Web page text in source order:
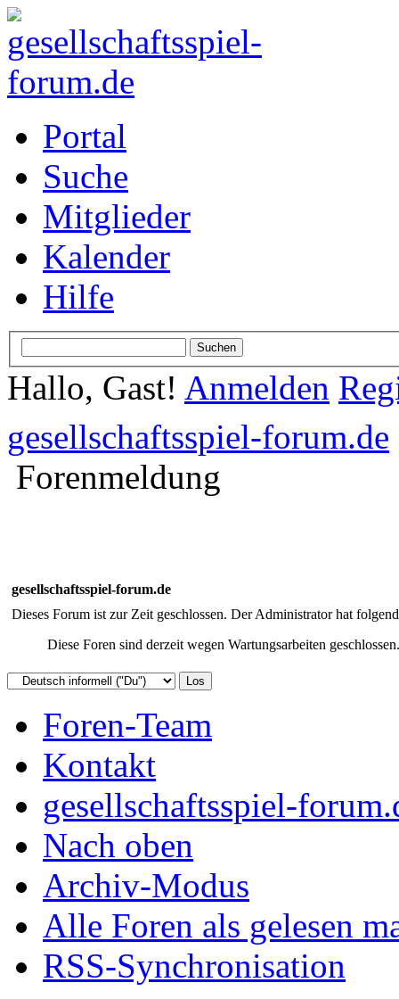
Portal
Suche
Mitglieder
Kalender
Hilfe
Hallo, Gast! Anmelden
gesellschaftsspiel-forum.de
Forenmeldung
gesellschaftsspiel-forum.de
Dieses Forum ist zur Zeit geschlossen. Der Administrator hat
Diese Foren sind derzeit wegen Wartungsarbeiten
Foren-Team
Kontakt
gesellschaftsspiel-
Nach oben
Archiv-Modus
Alle Foren als gelesen
RSS-Synchronisation